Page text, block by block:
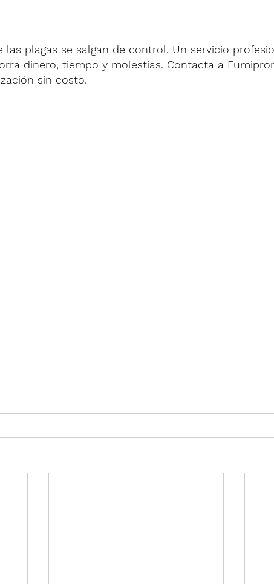
las plagas se salgan de control. Un servicio
dinero, tiempo y molestias. Contacta a
sin costo.